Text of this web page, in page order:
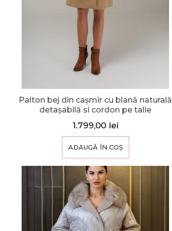
Palton bej din cașmir cu blană naturală
detașabilă si cordon pe talie
1.799,00 lei
ADAUGĂ ÎN COȘ